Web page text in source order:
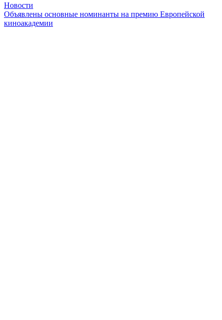
Новости
Объявлены основные номинанты на премию Европейской
киноакадемии